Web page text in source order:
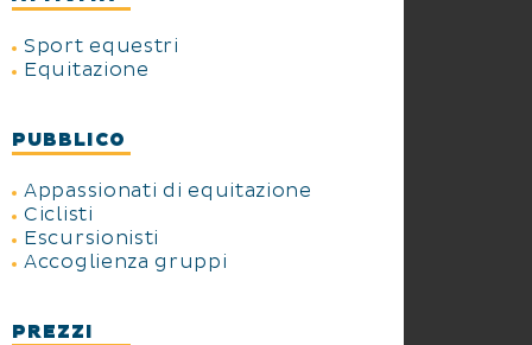
Sport equestri
Equitazione
PUBBLICO
Appassionati di equitazione
Ciclisti
Escursionisti
Accoglienza gruppi
PREZZI